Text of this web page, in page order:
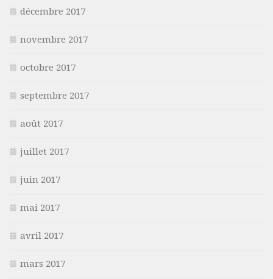
décembre 2017
novembre 2017
octobre 2017
septembre 2017
août 2017
juillet 2017
juin 2017
mai 2017
avril 2017
mars 2017